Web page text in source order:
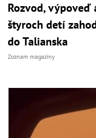
Rozvod,
štyroch detí
do Talianska
Zoznam magazíny